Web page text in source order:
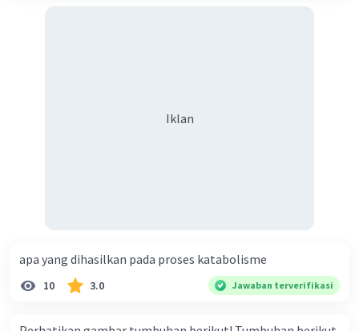
Iklan
apa yang dihasilkan pada proses katabolisme
10 3.0 Jawaban terverifikasi